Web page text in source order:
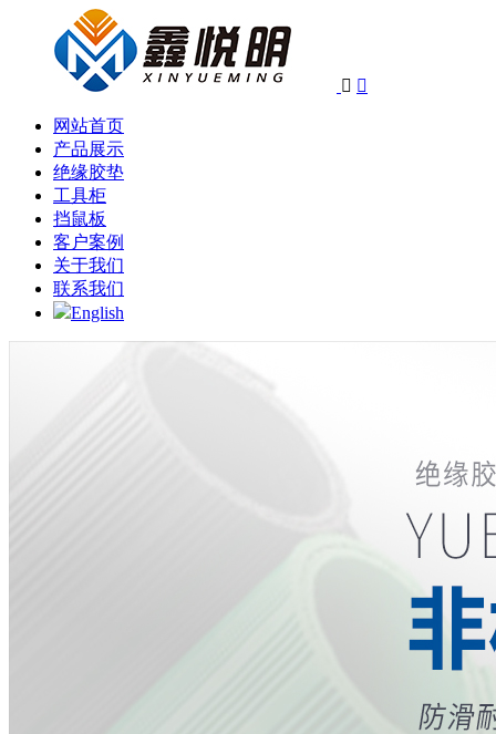
 
网站首页
产品展示
绝缘胶垫
工具柜
挡鼠板
客户案例
关于我们
联系我们
English